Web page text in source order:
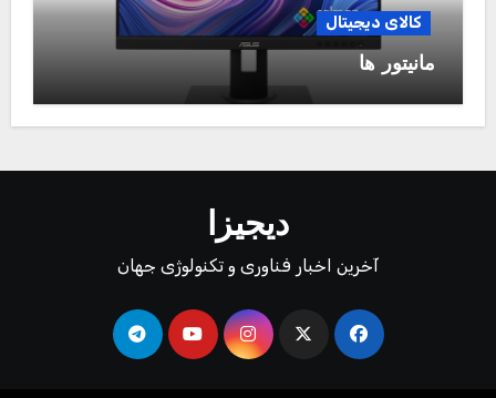
کالای دیجیتال
مانیتور ها
دیجیزا
آخرین اخبار فناوری و تکنولوژی جهان